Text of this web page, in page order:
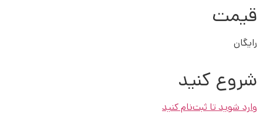
قیمت
رايگان
شروع کنید
وارد شوید تا ثبت‌نام کنید